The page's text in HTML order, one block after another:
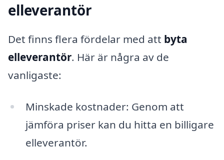
elleverantör
Det finns flera fördelar med att byta
elleverantör. Här är några av de
vanligaste:
Minskade kostnader: Genom att
jämföra priser kan du hitta en billigare
elleverantör.